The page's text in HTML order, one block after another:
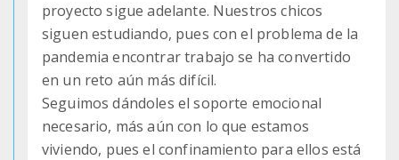
proyecto sigue adelante. Nuestros chicos
siguen estudiando, pues con el problema de la
pandemia encontrar trabajo se ha convertido
en un reto aún más difícil.
Seguimos dándoles el soporte emocional
necesario, más aún con lo que estamos
viviendo, pues el confinamiento para ellos está